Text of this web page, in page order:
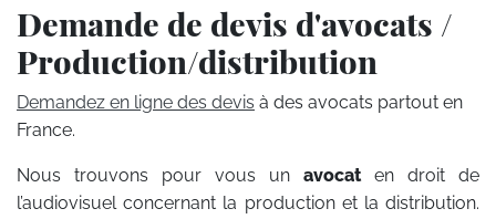
Demande de devis d'avocats /
Production/distribution
Demandez en ligne des devis à des avocats partout en
France.
Nous trouvons pour vous un avocat en droit de
l’audiovisuel concernant la production et la distribution.